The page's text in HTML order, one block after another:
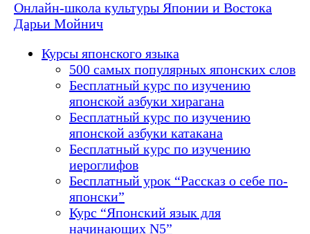
Онлайн-школа культуры Японии и Востока
Дарьи Мойнич
Курсы японского языка
500 самых популярных японских слов
Бесплатный курс по изучению
японской азбуки хирагана
Бесплатный курс по изучению
японской азбуки катакана
Бесплатный курс по изучению
иероглифов
Бесплатный урок “Рассказ о себе по-
японски”
Курс “Японский язык для
начинающих N5”